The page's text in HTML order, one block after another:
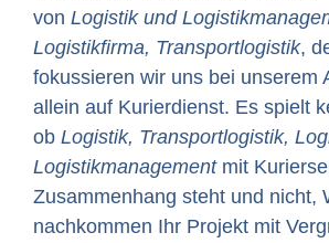
von Logistik und
Logistikfirma, Transportlogistik,
fokussieren wir uns bei unserem
allein auf Kurierdienst. Es spielt
ob Logistik, Transportlogistik,
Logistikmanagementmit
Zusammenhang steht und nicht,
nachkommen Ihr Projekt mit